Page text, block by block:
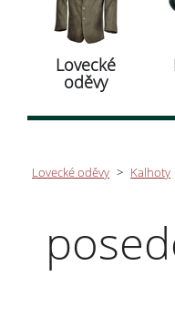
Lovecké
oděvy
Lovecké oděvy > Kalhoty